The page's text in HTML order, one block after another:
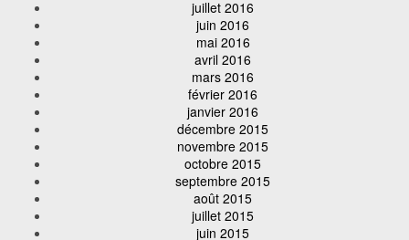
juillet 2016
juin 2016
mai 2016
avril 2016
mars 2016
février 2016
janvier 2016
décembre 2015
novembre 2015
octobre 2015
septembre 2015
août 2015
juillet 2015
juin 2015